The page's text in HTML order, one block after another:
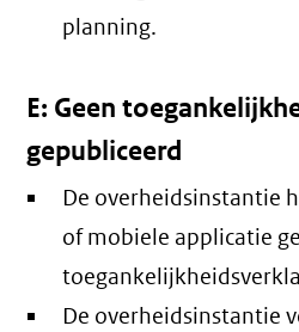
planning.
E: Geen
gepubliceerd
De overheidsinstantie
of mobiele applicatie
De overheidsinstantie